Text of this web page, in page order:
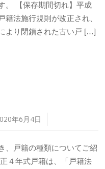
。 【保存期間切れ】平成
籍法施行規則が改正され、
より閉鎖された古い戸 […]
年6月4日
、戸籍の種類についてご紹
４年式戸籍は、「戸籍法